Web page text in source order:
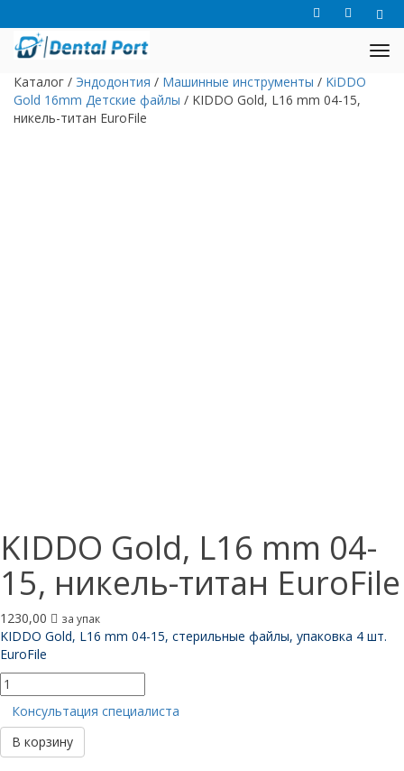
Каталог / Эндодонтия / Машинные инструменты / KiDDO
Gold 16mm Детские файлы / KIDDO Gold, L16 mm 04-15,
никель-титан EuroFile
KIDDO Gold, L16 mm 04-
15, никель-титан EuroFile
1230,00 за упак
KIDDO Gold, L16 mm 04-15, стерильные файлы, упаковка 4 шт.
EuroFile
Количество
товара
KIDDO
Gold,
L16
Консультация специалиста
В корзину